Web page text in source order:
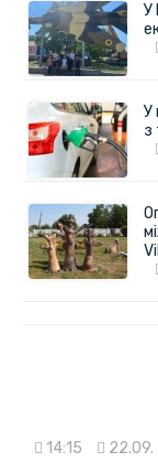
У
У
з
14:15 22.09.